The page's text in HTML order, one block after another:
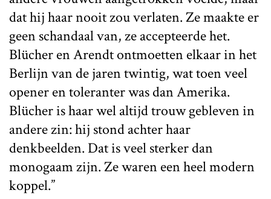
dat hij haar nooit zou verlaten. Ze maakte er
geen schandaal van, ze accepteerde het.
Blücher en Arendt ontmoetten elkaar in het
Berlijn van de jaren twintig, wat toen veel
opener en toleranter was dan Amerika.
Blücher is haar wel altijd trouw gebleven in
andere zin: hij stond achter haar
denkbeelden. Dat is veel sterker dan
monogaam zijn. Ze waren een heel modern
koppel.”